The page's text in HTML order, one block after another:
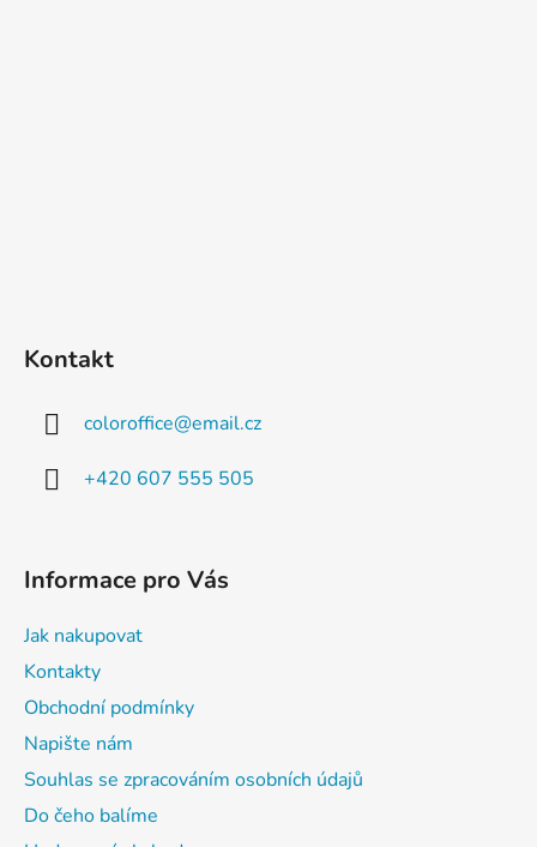
Kontakt
coloroffice@email.cz
+420 607 555 505
Informace pro Vás
Jak nakupovat
Kontakty
Obchodní podmínky
Napište nám
Souhlas se zpracováním osobních údajů
Do čeho balíme